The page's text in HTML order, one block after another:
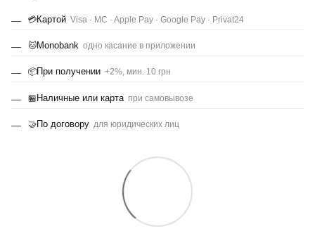
💳Картой Visa · MC · Apple Pay · Google Pay · Privat24
🐱Monobank одно касание в приложении
📦При получении +2%, мин. 10 грн
🏪Наличные или карта при самовывозе
🤝По договору для юридических лиц